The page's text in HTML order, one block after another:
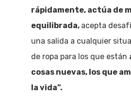
rápidamente, actúa de
equilibrada, acepta
una salida a cualquier
de ropa para los que están
cosas nuevas, los que
la vida”.